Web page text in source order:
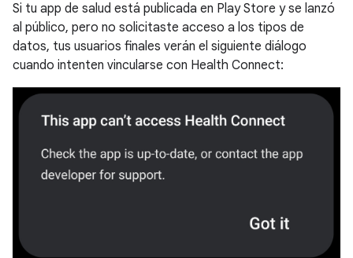
Si tu app de salud está publicada en Play Store y se lanzó
al público, pero no solicitaste acceso a los tipos de
datos, tus usuarios finales verán el siguiente diálogo
cuando intenten vincularse con Health Connect: